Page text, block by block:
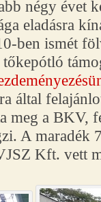
négy évet
eladásra
ben ismét
által
meg a BKV,
A maradék
Kft. vett